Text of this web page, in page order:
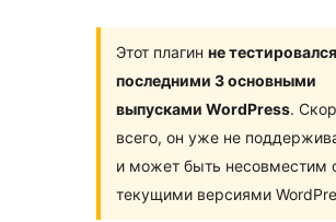
Этот плагин не
последними 3 основными
выпусками WordPress.
всего, он уже не
и может быть несовместим
текущими версиями